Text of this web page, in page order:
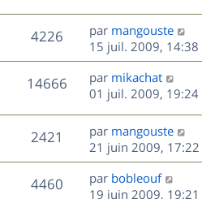
e
s
s
a
g
e
r
m
e
s
s
e
u
i
e
r
m
s
a
e
4226V
u
e
D
e
r
n
i
r
m
e
s
s
par mangouste
15 juil. 2009, 14:38
14666V
u
D
e
i
e
r
m
par mikachat
01 juil. 2009, 19:24
2421
u
D
e
r
n
i
par mangouste
21 juin 2009, 17:22
4460V
D
e
par bobleouf
19 juin 2009, 19:21